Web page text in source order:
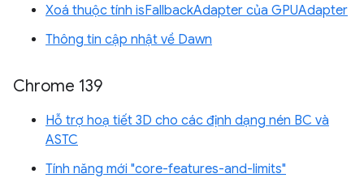
Xoá thuộc tính isFallbackAdapter của GPUAdapter
Thông tin cập nhật về Dawn
Chrome 139
Hỗ trợ hoạ tiết 3D cho các định dạng nén BC và
ASTC
Tính năng mới "core-features-and-limits"